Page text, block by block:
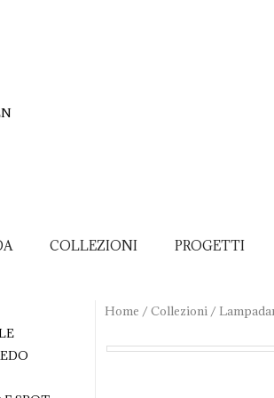
COLLEZIONI PROGETTI
Home /Collezioni /